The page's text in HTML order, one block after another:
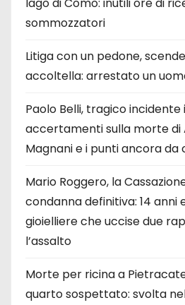
lago di Como: inutili ore di
sommozzatori
Litiga con un pedone,
accoltella: arrestato un
Paolo Belli, tragico
accertamenti sulla morte di
Magnani e i punti ancora da
Mario Roggero, la
condanna definitiva: 14 anni
gioielliere che uccise due
l’assalto
Morte per ricina a
quarto sospettato: svolta